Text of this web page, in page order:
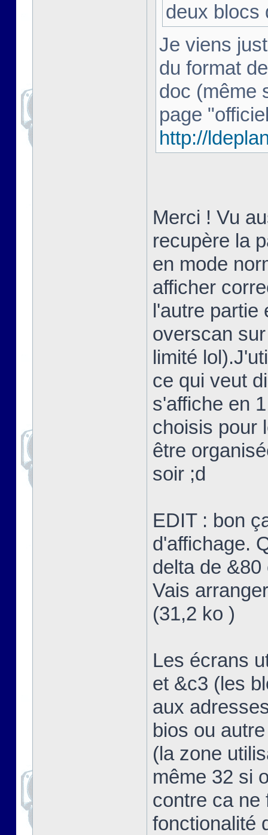
deux
Je viens
du format
doc (même
page
http://
Merci ! Vu
recupère la
en mode
afficher
l'autre partie
overscan
limité
ce qui veut
s'affiche en
choisis pour
être
soir ;d
EDIT : bon
d'affichage.
delta de
Vais
(31,2 ko )
Les écrans
et &c3 (les
aux
bios ou
(la zone
même 32 si
contre ca ne
fonctionalité